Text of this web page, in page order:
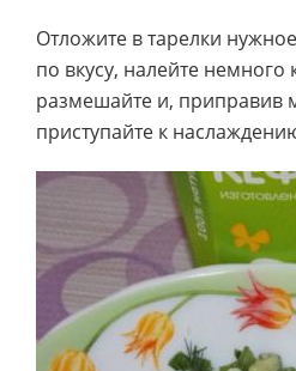
Отложите в тарелки
по вкусу, налейте
размешайте и, приправив
приступайте к